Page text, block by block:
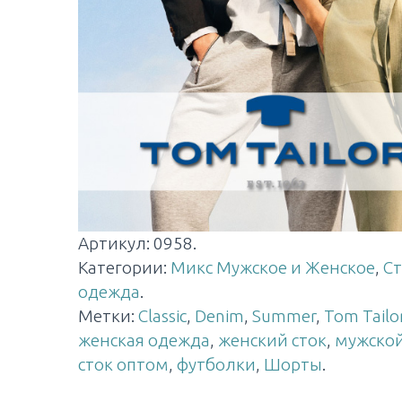
Артикул: 0958.
Категории: Микс Мужское и Женское,
одежда.
Метки: Classic, Denim, Summer, Tom
женская одежда, женский сток,
сток оптом, футболки, Шорты.